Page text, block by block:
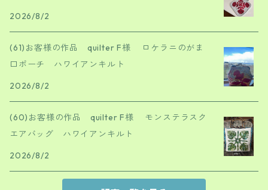
2026/8/2
(61)お客様の作品 quilter F様 ロケラニのがま
口ポーチ ハワイアンキルト
2026/8/2
(60)お客様の作品 quilter F様 モンステラスク
エアバッグ ハワイアンキルト
2026/8/2